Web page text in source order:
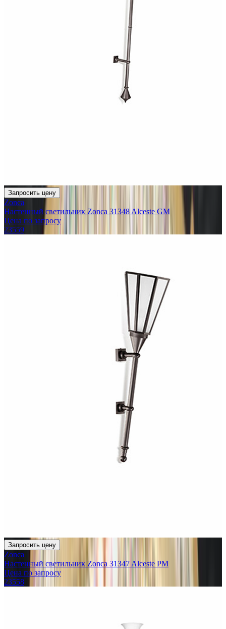
Запросить цену
Zonca
Настенный светильник Zonca 31348 Alceste GM
Цена по запросу
23559
Запросить цену
Zonca
Настенный светильник Zonca 31347 Alceste PM
Цена по запросу
23558